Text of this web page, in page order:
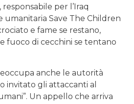
per l’Iraq
umanitaria Save The Children
e fame se restano,
fuoco di cecchini se tentano
anche le autorità
invitato gli attaccanti al
Un appello che arriva